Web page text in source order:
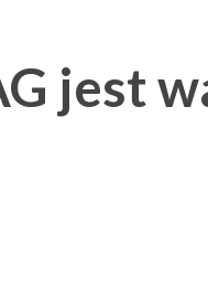
jest